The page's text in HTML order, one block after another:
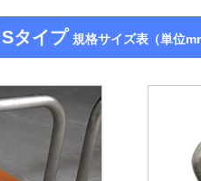
Sタイプ規格サイズ表（単位